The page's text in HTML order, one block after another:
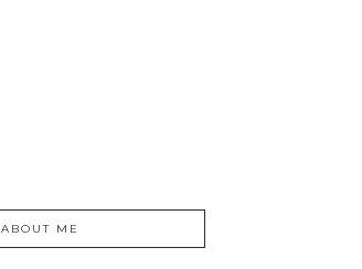
ABOUT ME